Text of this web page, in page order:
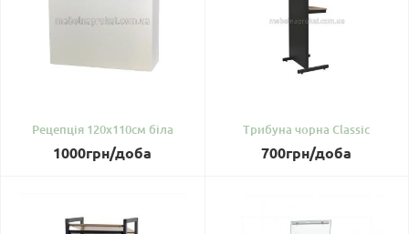
Рецепція 120х110см біла
1000грн/доба
Трибуна чорна Classic
700грн/доба